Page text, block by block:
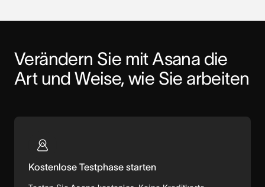
Verändern Sie mit Asana die
Art und Weise, wie Sie arbeiten
Kostenlose Testphase starten